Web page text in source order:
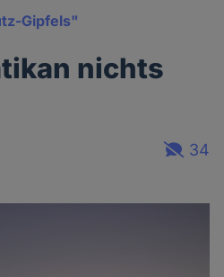
Gipfels"
nichts
34